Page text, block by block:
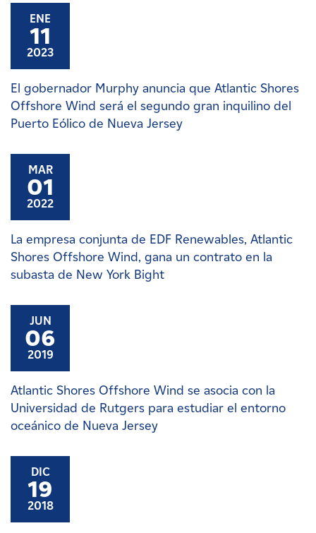
ENE
11
2023
El gobernador Murphy anuncia que Atlantic Shores
Offshore Wind será el segundo gran inquilino del
Puerto Eólico de Nueva Jersey
MAR
01
2022
La empresa conjunta de EDF Renewables, Atlantic
Shores Offshore Wind, gana un contrato en la
subasta de New York Bight
JUN
06
2019
Atlantic Shores Offshore Wind se asocia con la
Universidad de Rutgers para estudiar el entorno
oceánico de Nueva Jersey
DIC
19
2018